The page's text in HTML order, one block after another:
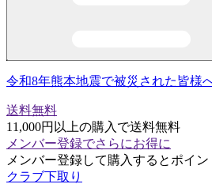
令和8年熊本地震で被災された皆様
送料無料
11,000円以上の購入で送料無料
メンバー登録でさらにお得に
メンバー登録して購入するとポイン
クラブ下取り